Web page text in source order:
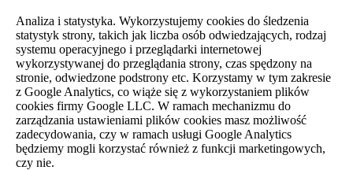
Analiza i statystyka. Wykorzystujemy cookies do śledzenia
statystyk strony, takich jak liczba osób odwiedzających, rodzaj
systemu operacyjnego i przeglądarki internetowej
wykorzystywanej do przeglądania strony, czas spędzony na
stronie, odwiedzone podstrony etc. Korzystamy w tym zakresie
z Google Analytics, co wiąże się z wykorzystaniem plików
cookies firmy Google LLC. W ramach mechanizmu do
zarządzania ustawieniami plików cookies masz możliwość
zadecydowania, czy w ramach usługi Google Analytics
będziemy mogli korzystać również z funkcji marketingowych,
czy nie.